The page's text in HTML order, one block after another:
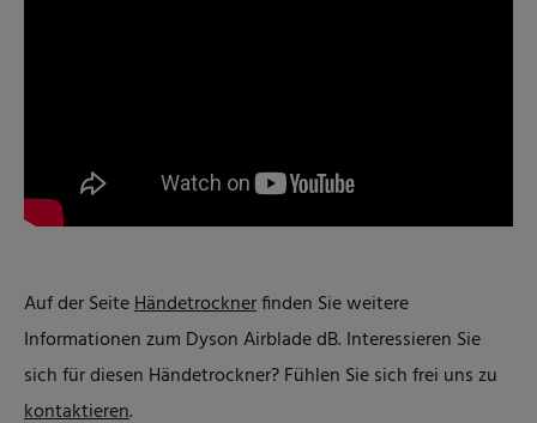
Auf der SeiteHändetrocknerfinden Sie weitere
Informationen zum Dyson Airblade dB. Interessieren Sie
sich für diesen Händetrockner?Fühlen Sie sich frei uns zu
kontaktieren.